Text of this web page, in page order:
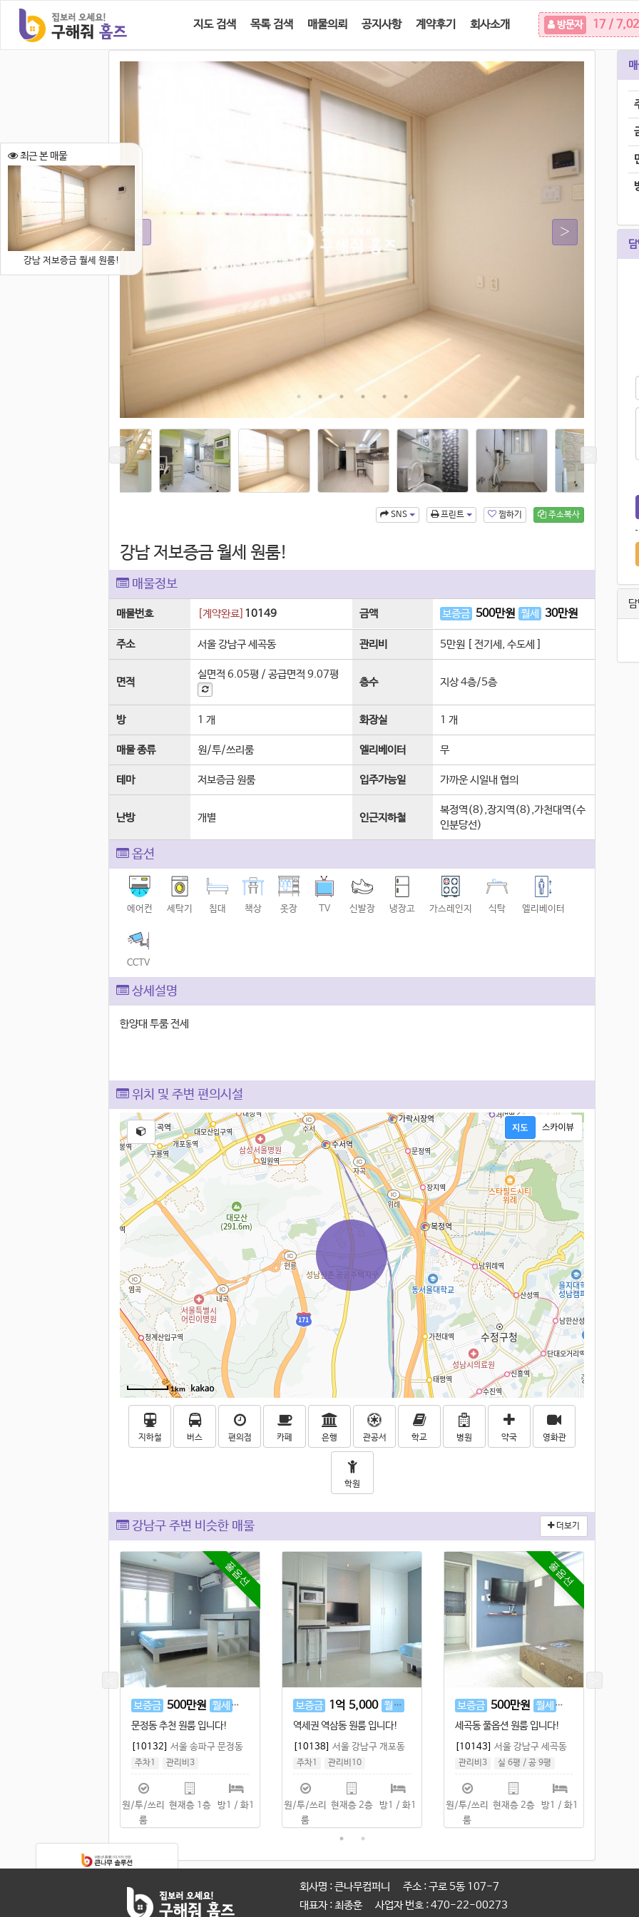
방문자 17 /
지도 검색 목록 검색 매물의뢰 공지사항 계약후기 회사소개
주소복사
찜하기
프린트
SNS
강남 저보증금 월세 원룸!
매물정보
매물번호 계약완료] 10149 금액 보증금 500만원 월세 30만원
주소 서울 강남구 세곡동 관리비 5만원 [ 전기세, 수도세 ]
면적
실면적 6.05평 / 공급면적 9.07평
층수 지상 4층/5층
방 1 개 화장실 1 개
매물 종류 원/투/쓰리룸 엘리베이터 무
테마 저보증금 원룸 입주가능일 가까운 시일내 협의
난방 개별 인근지하철
복정역(8),장지역(8),가천대역(수
인분당선)
옵션
에어컨 세탁기 침대 책상 옷장 TV 신발장 냉장고 가스레인지 식탁 엘리베이터
CCTV
상세설명
한양대 투룸 전세
위치 및 주변 편의시설
1km
지하철 버스 편의점 카페 은행 관공서 학교 병원 약국 영화관
학원
더보기
강남구 주변 비슷한 매물
풀옵션
보증금 500만원 월세 25
송파구 추천 원룸 입니다!
[10133] 서울 송파구 문정동
주차1
관리비3
원/투/쓰리
룸
현재층 2층 방1 / 화1
풀옵션
보증금 500 만원 월세 25
문정동 추천 원룸 입니다!
[10132] 서울 송파구 문정동
주차1
관리비3
원/투/쓰리
룸
현재층 1층 방1 / 화1
보증금 1억 5,000 월세
역세권 역삼동 원룸 입니다!
[10138] 서울 강남구 개포동
주차1
관리비10
원/투/쓰리
룸
현재층 2층 방1 / 화1
회사명 : 큰나무컴퍼니
주소 : 구로 5동 107-7
대표자 : 최종훈
사업자 번호 : 470-22-00273
최근 본 매물
강남 저보증금 월세 원룸!
부동산 홈페이지제작 문의
큰나무솔루션 바로가기